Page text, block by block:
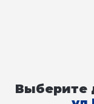
Выберите